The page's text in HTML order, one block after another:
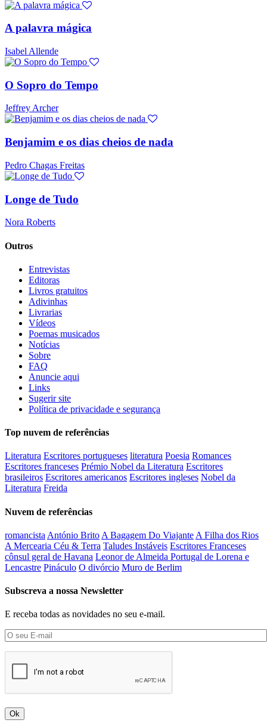
A palavra mágica
Isabel Allende
O Sopro do Tempo
Jeffrey Archer
Benjamim e os dias cheios de nada
Pedro Chagas Freitas
Longe de Tudo
Nora Roberts
Outros
Entrevistas
Editoras
Livros gratuitos
Adivinhas
Livrarias
Vídeos
Poemas musicados
Notícias
Sobre
FAQ
Anuncie aqui
Links
Sugerir site
Política de privacidade e segurança
Top nuvem de referências
Literatura Escritores portugueses literatura Poesia Romances
Escritores franceses Prémio Nobel da Literatura Escritores
brasileiros Escritores americanos Escritores ingleses Nobel da
Literatura Freida
Nuvem de referências
romancista António Brito A Bagagem Do Viajante A Filha dos Rios
A Mercearia Céu & Terra Taludes Instáveis Escritores Franceses
cônsul geral de Havana Leonor de Almeida Portugal de Lorena e
Lencastre Pináculo O divórcio Muro de Berlim
Subscreva a nossa Newsletter
E receba todas as novidades no seu e-mail.
Ok